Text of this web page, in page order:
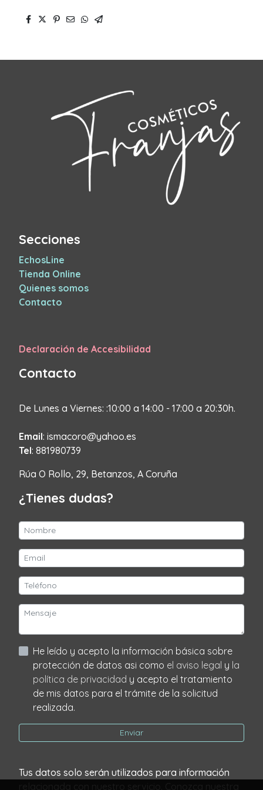
Secciones
EchosLine
Tienda Online
Quienes somos
Contacto
Declaración de Accesibilidad
Contacto
De Lunes a Viernes: :10:00 a 14:00 - 17:00 a 20:30h.
Email: ismacoro@yahoo.es
Tel: 881980739
Rúa O Rollo, 29, Betanzos, A Coruña
¿Tienes dudas?
He leído y acepto la información básica sobre
protección de datos asi como el aviso legal y la
política de privacidad y acepto el tratamiento
de mis datos para el trámite de la solicitud
realizada.
Enviar
Tus datos solo serán utilizados para información